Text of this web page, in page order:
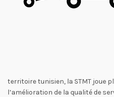
territoire tunisien, la STMT joue
l’amélioration de la qualité de